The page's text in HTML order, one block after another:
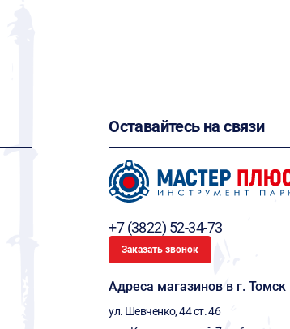
Оставайтесь на связи
+7 (3822) 52-34-73
Заказать звонок
Адреса магазинов в г. Томск
ул. Шевченко, 44 ст. 46